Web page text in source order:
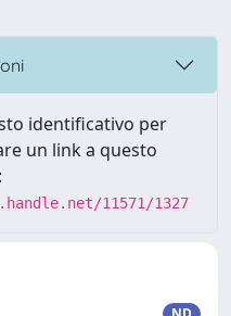
identificativo per
un link a questo
11571/1327